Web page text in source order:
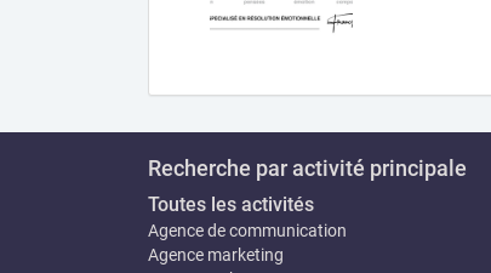
Recherche par activité principale
Toutes les activités
Agence de communication
Agence marketing